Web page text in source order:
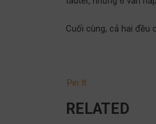
Cuối cùng, cả hai đều
Pin It
RELATED